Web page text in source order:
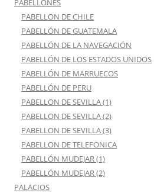
PABELLONES
PABELLON DE CHILE
PABELLÓN DE GUATEMALA
PABELLÓN DE LA NAVEGACIÓN
PABELLÓN DE LOS ESTADOS UNIDOS
PABELLÓN DE MARRUECOS
PABELLÓN DE PERU
PABELLON DE SEVILLA (1)
PABELLON DE SEVILLA (2)
PABELLON DE SEVILLA (3)
PABELLON DE TELEFONICA
PABELLÓN MUDEJAR (1)
PABELLÓN MUDEJAR (2)
PALACIOS